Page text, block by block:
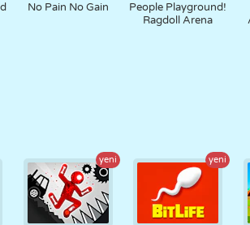
No Pain No Gain
People Playground!
Ragdoll Arena
yeni yeni